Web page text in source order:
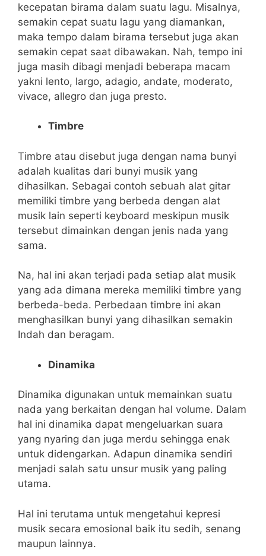
kecepatan birama dalam suatu lagu. Misalnya,
semakin cepat suatu lagu yang diamankan,
maka tempo dalam birama tersebut juga akan
semakin cepat saat dibawakan. Nah, tempo ini
juga masih dibagi menjadi beberapa macam
yakni lento, largo, adagio, andate, moderato,
vivace, allegro dan juga presto.
Timbre
Timbre atau disebut juga dengan nama bunyi
adalah kualitas dari bunyi musik yang
dihasilkan. Sebagai contoh sebuah alat gitar
memiliki timbre yang berbeda dengan alat
musik lain seperti keyboard meskipun musik
tersebut dimainkan dengan jenis nada yang
sama.
Na, hal ini akan terjadi pada setiap alat musik
yang ada dimana mereka memiliki timbre yang
berbeda-beda. Perbedaan timbre ini akan
menghasilkan bunyi yang dihasilkan semakin
Indah dan beragam.
Dinamika
Dinamika digunakan untuk memainkan suatu
nada yang berkaitan dengan hal volume. Dalam
hal ini dinamika dapat mengeluarkan suara
yang nyaring dan juga merdu sehingga enak
untuk didengarkan. Adapun dinamika sendiri
menjadi salah satu unsur musik yang paling
utama.
Hal ini terutama untuk mengetahui kepresi
musik secara emosional baik itu sedih, senang
maupun lainnya.